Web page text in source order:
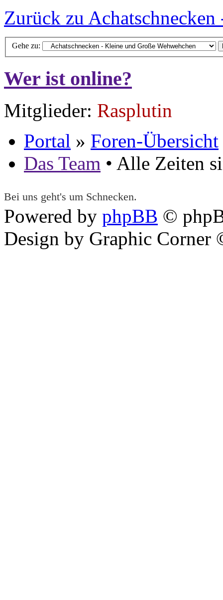
Zurück zu
Gehe zu:
Wer ist online?
Mitglieder: Rasplutin
Portal » Foren-Übersicht
Das Team • Alle Zeiten
Bei uns geht's um Schnecken.
Powered by phpBB ©
Design by Graphic Corner